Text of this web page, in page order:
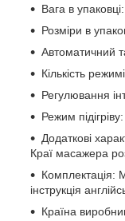
Вага в
Розміри в
Автоматичний
Кількість
Регулювання
Режим
Додаткові
Краї масажера
Комплектація:
інструкція
Країна